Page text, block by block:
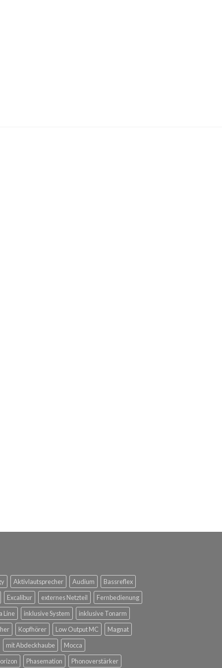
Aktivlautsprecher Audium
Bassreflex
Excalibur
externes Netzteil
Fernbedienung
Line
inklusive System
inklusive Tonarm
Kopfhörer Low Output MC
Magnat
mit Abdeckhaube
Mocca
Phasemation Phonoverstärker